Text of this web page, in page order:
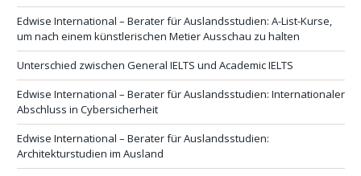
Edwise International – Berater für Auslandsstudien: A-List-Kurse,
um nach einem künstlerischen Metier Ausschau zu halten
Unterschied zwischen General IELTS und Academic IELTS
Edwise International – Berater für Auslandsstudien: Internationaler
Abschluss in Cybersicherheit
Edwise International – Berater für Auslandsstudien:
Architekturstudien im Ausland